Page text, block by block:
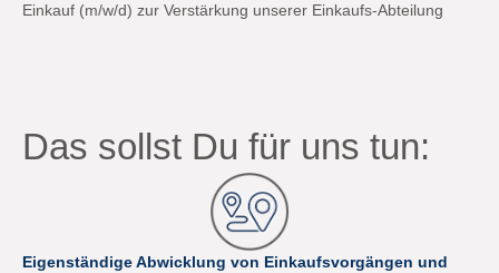
Einkauf (m/w/d) zur Verstärkung unserer Einkaufs-Abteilung
Das sollst Du für uns tun:
Eigenständige Abwicklung von Einkaufsvorgängen und